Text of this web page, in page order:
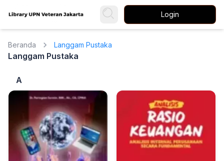
Login
Beranda Langgam Pustaka
Langgam Pustaka
A